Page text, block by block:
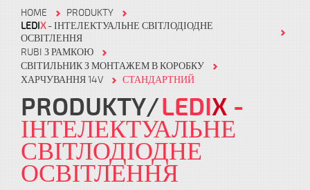
HOME
PRODUKTY
LEDIX- ІНТЕЛЕКТУАЛЬНЕ СВІТЛОДІОДНЕ
ОСВІТЛЕННЯ
RUBI З РАМКОЮ
СВІТИЛЬНИК З МОНТАЖЕМ В КОРОБКУ
ХАРЧУВАННЯ 14V
СТАНДАРТНИЙ
PRODUKTY LEDIX -
ІНТЕЛЕКТУАЛЬНЕ
СВІТЛОДІОДНЕ
ОСВІТЛЕННЯ